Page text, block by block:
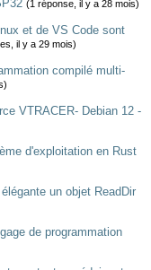
(1 réponse, il y a 28 mois)
et de VS Code sont
il y a 29 mois)
compilé multi-
VTRACER- Debian 12 -
d'exploitation en Rust
un objet ReadDir
de programmation